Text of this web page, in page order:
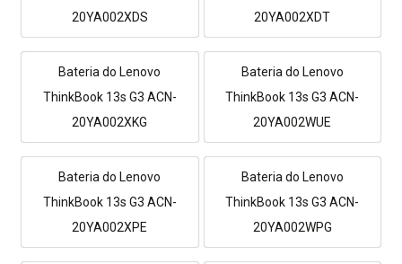
20YA002XDS
20YA002XDT
Bateria do Lenovo
ThinkBook 13s G3 ACN-
20YA002XKG
Bateria do Lenovo
ThinkBook 13s G3 ACN-
20YA002WUE
Bateria do Lenovo
ThinkBook 13s G3 ACN-
20YA002XPE
Bateria do Lenovo
ThinkBook 13s G3 ACN-
20YA002WPG